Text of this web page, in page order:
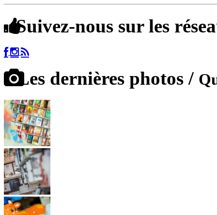
Suivez-nous sur les
Les dernières photos /